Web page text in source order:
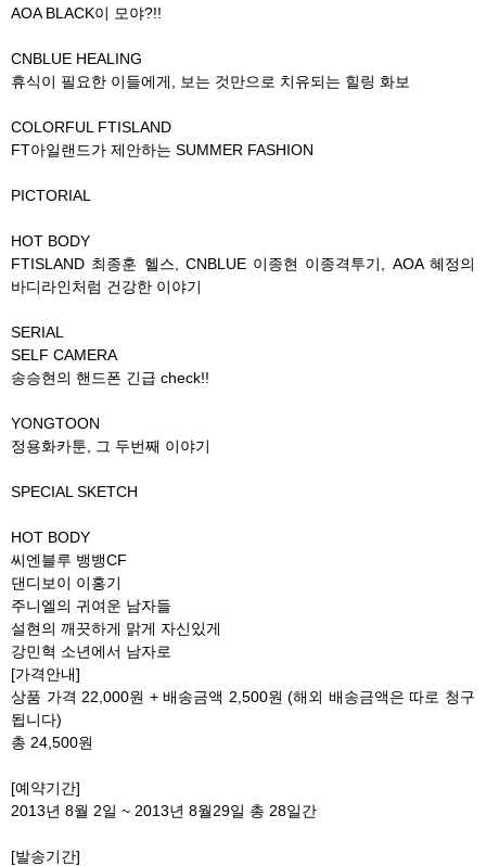
AOA BLACK이 모야?!!
CNBLUE HEALING
휴식이 필요한 이들에게, 보는 것만으로 치유되는 힐링 화보
COLORFUL FTISLAND
FT아일랜드가 제안하는 SUMMER FASHION
PICTORIAL
HOT BODY
FTISLAND 최종훈 헬스, CNBLUE 이종현 이종격투기, AOA 혜정의
바디라인처럼 건강한 이야기
SERIAL
SELF CAMERA
송승현의 핸드폰 긴급 check!!
YONGTOON
정용화카툰, 그 두번째 이야기
SPECIAL SKETCH
HOT BODY
씨엔블루 뱅뱅CF
댄디보이 이홍기
주니엘의 귀여운 남자들
설현의 깨끗하게 맑게 자신있게
강민혁 소년에서 남자로
[가격안내]
상품 가격 22,000원 + 배송금액 2,500원 (해외 배송금액은 따로 청구
됩니다)
총 24,500원
[예약기간]
2013년 8월 2일 ~ 2013년 8월29일 총 28일간
[발송기간]